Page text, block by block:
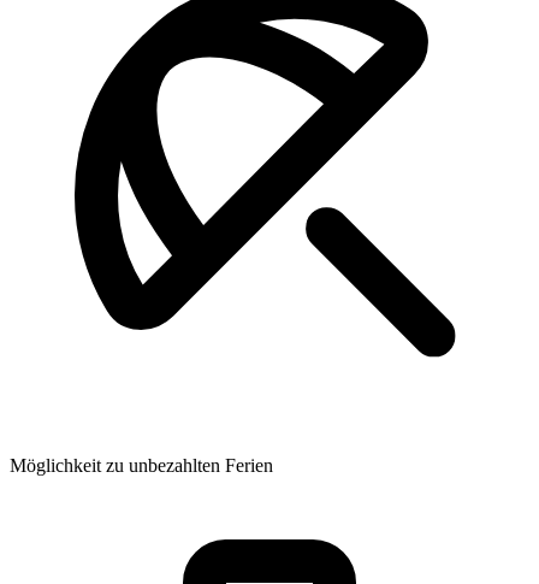
Möglichkeit zu unbezahlten Ferien